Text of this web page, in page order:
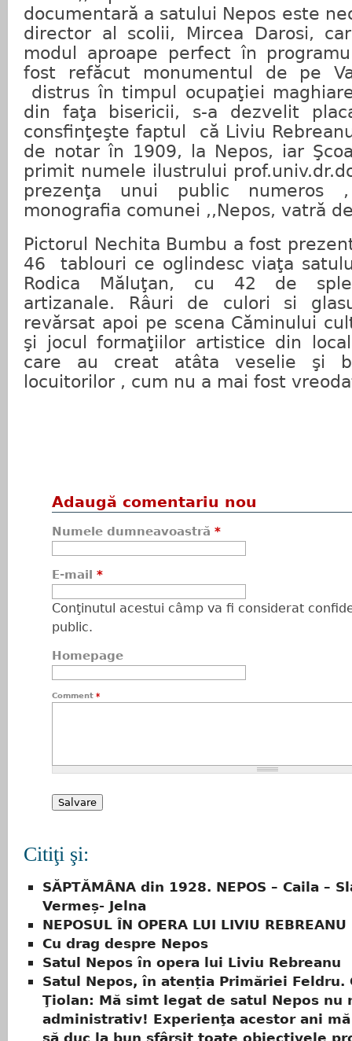
documentară a satului Nepos este
director al scolii, Mircea Darosi,
modul aproape perfect în
fost refăcut monumentul de pe
distrus în timpul ocupaţiei
din faţa bisericii, s-a dezvelit
consfinţeşte faptul
că Liviu
de notar în 1909, la Nepos, iar
primit numele ilustrului
prezenţa unui public
monografia comunei ,,Nepos, vatră
Pictorul Nechita Bumbu a fost
46
tablouri ce oglindesc viaţa
Rodica Măluţan, cu 42 de
artizanale. Râuri de culori si
revărsat apoi pe scena Căminului
şi jocul formaţiilor artistice din
care au creat atâta veselie şi
locuitorilor , cum nu a mai fost
Adaugă comentariu nou
Numele dumneavoastră *
E-mail *
Conţinutul acestui câmp va fi considerat
public.
Homepage
Comment *
Citiţi şi:
SĂPTĂMÂNA din 1928. NEPOS – Caila –
Vermeș- Jelna
NEPOSUL ÎN OPERA LUI LIVIU REBREANU
Cu drag despre Nepos
Satul Nepos în opera lui Liviu Rebreanu
Satul Nepos, în atenția Primăriei Feldru.
Ţiolan: Mă simt legat de satul Nepos nu
administrativ! Experienţa acestor ani